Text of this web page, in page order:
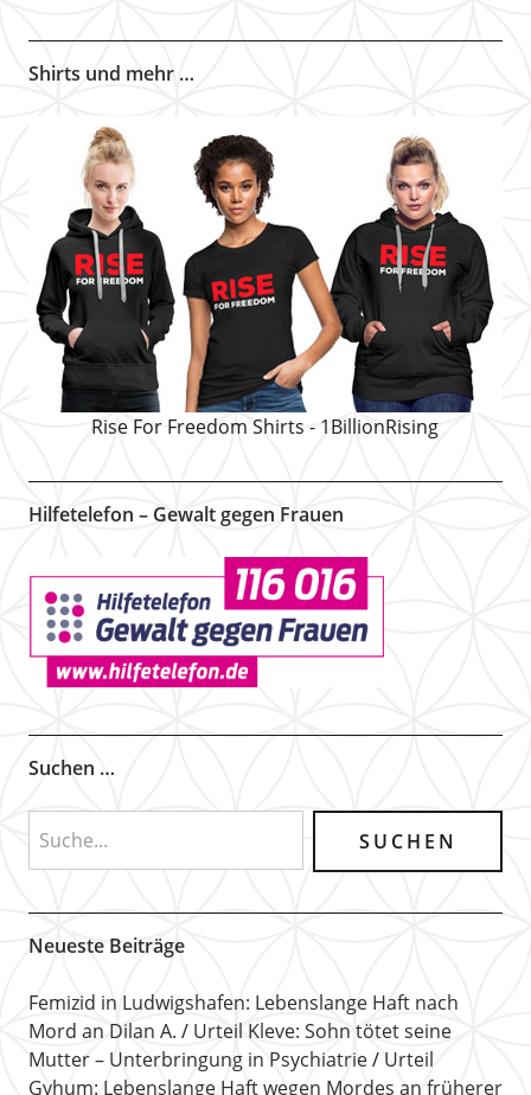
Shirts und mehr …
Rise For Freedom Shirts - 1BillionRising
Hilfetelefon – Gewalt gegen Frauen
Suchen …
Neueste Beiträge
Femizid in Ludwigshafen: Lebenslange Haft nach
Mord an Dilan A.
Urteil Kleve: Sohn tötet seine
Mutter – Unterbringung in Psychiatrie
Urteil
Gyhum: Lebenslange Haft wegen Mordes an früherer